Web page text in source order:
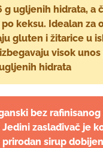
g ugljenih hidrata, a
keksu. Idealan za
gluten i žitarice u
visok
hidrata
bez rafinisanog
Jedini zaslađivač je
sirup